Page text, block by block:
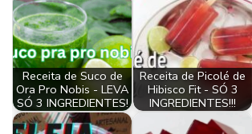
Receita de Suco de
Ora Pro Nobis - LEVA
SÓ 3 INGREDIENTES!
Receita de Picolé de
Hibisco Fit - SÓ 3
INGREDIENTES!!!